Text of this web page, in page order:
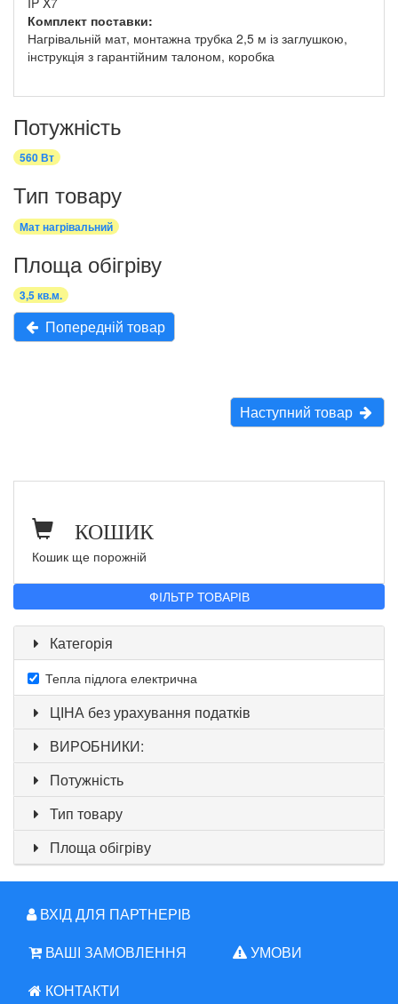
Комплект поставки:
Нагрівальній мат, монтажна трубка 2,5 м із заглушкою,
інструкція з гарантійним талоном, коробка
Потужність
560 Вт
Тип товару
Мат нагрівальний
Площа обігріву
3,5 кв.м.
Попередній товар
Наступний товар
КОШИК
Кошик ще порожній
ФІЛЬТР ТОВАРІВ
Категорія
Тепла підлога електрична
ЦІНА без урахування податків
ВИРОБНИКИ:
Потужність
Тип товару
Площа обігріву
ВХІД ДЛЯ ПАРТНЕРІВ
ВАШІ ЗАМОВЛЕННЯ
УМОВИ
КОНТАКТИ